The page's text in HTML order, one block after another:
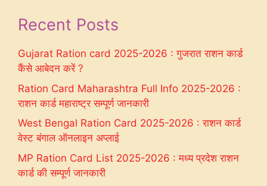
Recent Posts
Gujarat Ration card 2025-2026 : गुजरात राशन कार्ड
कैंसे आबेदन करें ?
Ration Card Maharashtra Full Info 2025-2026 :
राशन कार्ड महाराष्ट्र सम्पूर्ण जानकारी
West Bengal Ration Card 2025-2026 : राशन कार्ड
वेस्ट बंगाल ऑनलाइन अप्लाई
MP Ration Card List 2025-2026 : मध्य प्रदेश राशन
कार्ड की सम्पूर्ण जानकारी